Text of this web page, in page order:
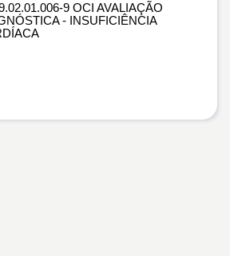
9 OCI AVALIAÇÃO
- INSUFICIÊNCIA